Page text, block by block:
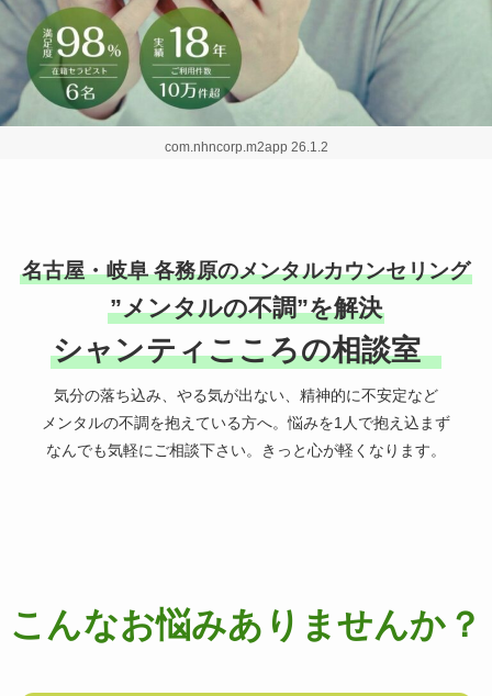
com.nhncorp.m2app 26.1.2
名古屋・岐阜 各務原のメンタルカウンセリング
”メンタルの不調”を解決
シャンティこころの相談室
気分の落ち込み、やる気が出ない、精神的に不安定など
メンタルの不調を抱えている方へ。悩みを1人で抱え込まず
なんでも気軽にご相談下さい。きっと心が軽くなります。
こんなお悩みありませんか？